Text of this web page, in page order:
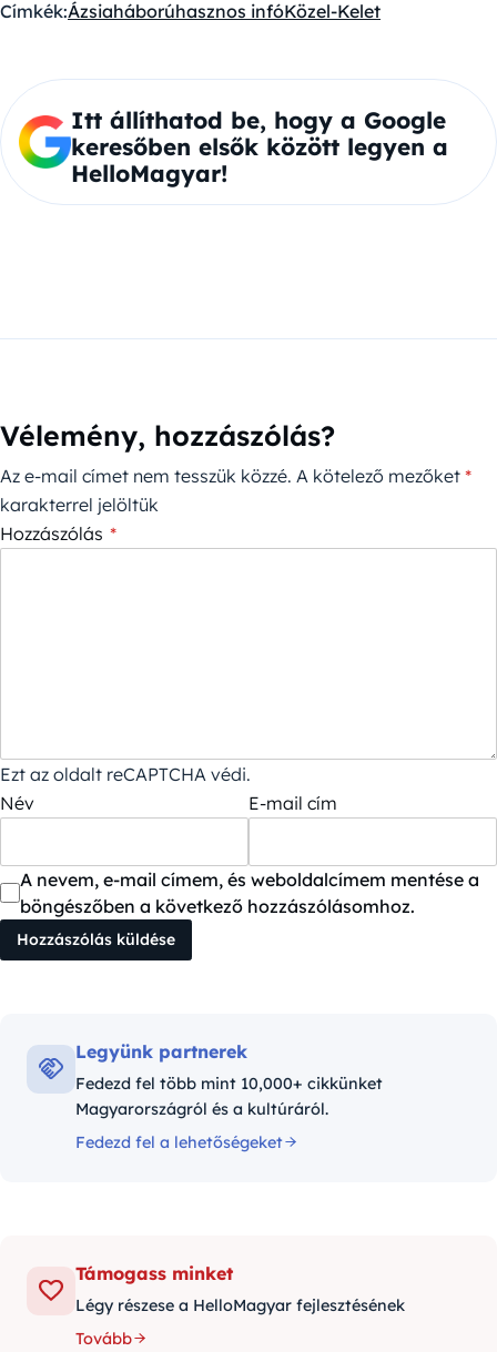
Címkék:Ázsiaháborúhasznos infóKözel-Kelet
Itt állíthatod be, hogy a Google
keresőben elsők között legyen a
HelloMagyar!
Vélemény, hozzászólás?
Az e-mail címet nem tesszük közzé. A kötelező mezőket *
karakterrel jelöltük
Hozzászólás *
Ezt az oldalt reCAPTCHA védi.
Név
E-mail cím
A nevem, e-mail címem, és weboldalcímem mentése a
böngészőben a következő hozzászólásomhoz.
Legyünk partnerek
Fedezd fel több mint 10,000+ cikkünket
Magyarországról és a kultúráról.
Fedezd fel a lehetőségeket
Támogass minket
Légy részese a HelloMagyar fejlesztésének
Tovább